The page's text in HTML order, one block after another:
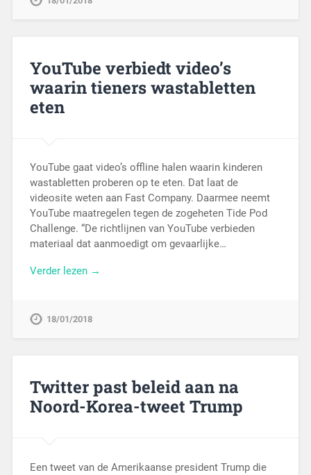
YouTube verbiedt video’s
waarin tieners wastabletten
eten
YouTube gaat video’s offline halen waarin kinderen
wastabletten proberen op te eten. Dat laat de
videosite weten aan Fast Company. Daarmee neemt
YouTube maatregelen tegen de zogeheten Tide Pod
Challenge. “De richtlijnen van YouTube verbieden
materiaal dat aanmoedigt om gevaarlijke…
Verder lezen →
18/01/2018
Twitter past beleid aan na
Noord-Korea-tweet Trump
Een tweet van de Amerikaanse president Trump die